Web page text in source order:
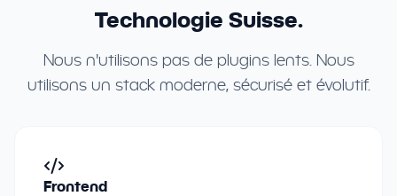
Technologie Suisse.
Nous n'utilisons pas de plugins lents. Nous
utilisons un stack moderne, sécurisé et évolutif.
Frontend